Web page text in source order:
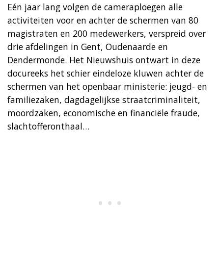
Eén jaar lang volgen de cameraploegen alle
activiteiten voor en achter de schermen van 80
magistraten en 200 medewerkers, verspreid over
drie afdelingen in Gent, Oudenaarde en
Dendermonde. Het Nieuwshuis ontwart in deze
docureeks het schier eindeloze kluwen achter de
schermen van het openbaar ministerie: jeugd- en
familiezaken, dagdagelijkse straatcriminaliteit,
moordzaken, economische en financiële fraude,
slachtofferonthaal…